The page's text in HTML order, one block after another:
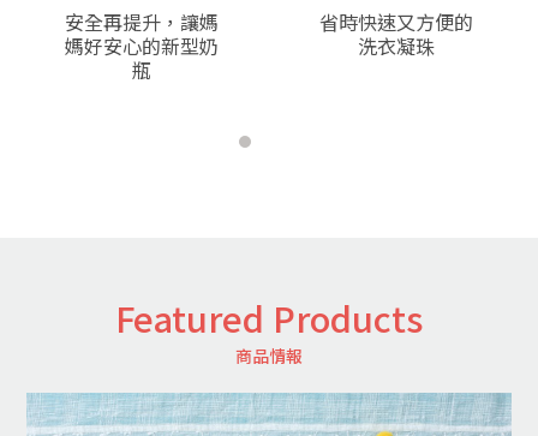
安全再提升，讓媽
媽好安心的新型奶
瓶
省時快速又方便的
洗衣凝珠
Featured Products
商品情報